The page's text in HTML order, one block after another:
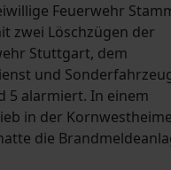
Feuerwehr
zwei Löschzügen der
Stuttgart, dem
und
5 alarmiert. In einem
in der
die